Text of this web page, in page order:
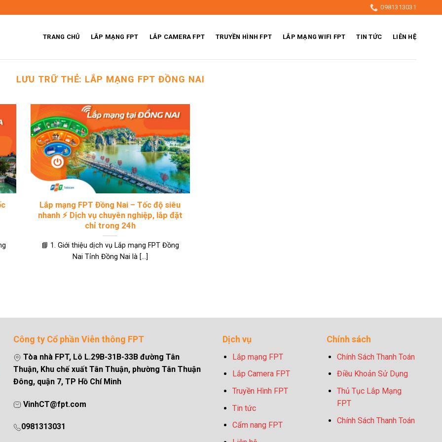
0981313031
TRANG CHỦ LẮP MẠNG FPT LẮP CAMERA FPT TRUYỀN HÌNH FPT LẮP MẠNG WIFI FPT TIN TỨC LIÊN HỆ
LƯU TRỮ THẺ: LẮP MẠNG FPT ĐỒNG NAI
Lắp mạng FPT Đồng Nai – Tốc độ siêu
nhanh ⚡ Dịch vụ chuyên nghiệp, lắp đặt
chỉ trong 24h
📘 1. Giới thiệu dịch vụ Lắp mạng FPT Đồng
Nai Tỉnh Đồng Nai là [...]
Công ty Cổ phần Viễn thông FPT
Tòa nhà FPT, Lô L.29B-31B-33B đường Tân
Thuận, Khu chế xuất Tân Thuận, phường Tân Thuận
Đông, quận 7, TP Hồ Chí Minh
VinhCT@fpt.com
0981313031
Dịch vụ
Lắp mạng FPT
Lắp Camera FPT
Truyền Hình FPT
Tin tức
Cẩm nang FPT
Chính sách
Chính Sách Thanh Toán
Điều Khoản Sử Dụng
Thủ Tục Lắp Mạng
FPT
Chính Sách Thanh Toán